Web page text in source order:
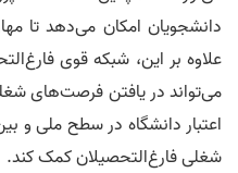
دانشجویان امکان می‌دهد تا
علاوه بر این، شبکه قوی
می‌تواند در یافتن فرصت‌های
اعتبار دانشگاه در سطح ملی و
شغلی فارغ‌التحصیلان کمک کند.